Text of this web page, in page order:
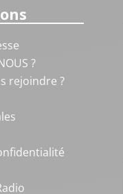
?
rejoindre ?